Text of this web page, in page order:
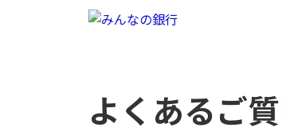
よくあるご